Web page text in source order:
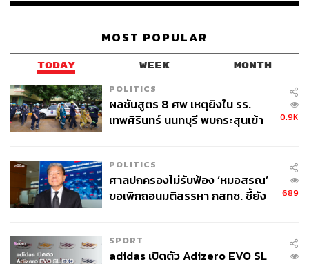
MOST POPULAR
TODAY WEEK MONTH
POLITICS
ผลชันสูตร 8 ศพ เหตุยิงใน รร.
เทพศิรินทร์ นนทบุรี พบกระสุนเข้า
0.9K
POLITICS
ศาลปกครองไม่รับฟ้อง ‘หมอสรณ’
ขอเพิกถอนมติสรรหา กสทช. ชี้ยัง
689
SPORT
adidas เปิดตัว Adizero EVO SL